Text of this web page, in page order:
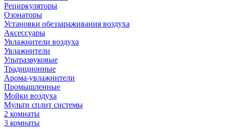
Рециркуляторы
Озонаторы
Установки обеззараживания воздуха
Аксессуары
Увлажнители воздуха
Увлажнители
Ультразвуковые
Традиционные
Арома-увлажнители
Промышленные
Мойки воздуха
Мульти сплит системы
2 комнаты
3 комнаты